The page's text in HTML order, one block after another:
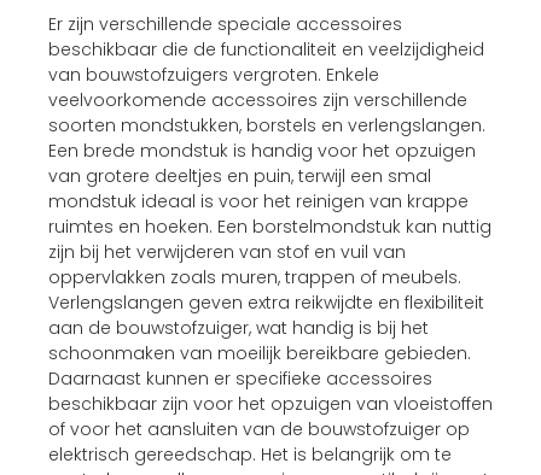
Er zijn verschillende speciale accessoires
beschikbaar die de functionaliteit en veelzijdigheid
van bouwstofzuigers vergroten. Enkele
veelvoorkomende accessoires zijn verschillende
soorten mondstukken, borstels en verlengslangen.
Een brede mondstuk is handig voor het opzuigen
van grotere deeltjes en puin, terwijl een smal
mondstuk ideaal is voor het reinigen van krappe
ruimtes en hoeken. Een borstelmondstuk kan nuttig
zijn bij het verwijderen van stof en vuil van
oppervlakken zoals muren, trappen of meubels.
Verlengslangen geven extra reikwijdte en flexibiliteit
aan de bouwstofzuiger, wat handig is bij het
schoonmaken van moeilijk bereikbare gebieden.
Daarnaast kunnen er specifieke accessoires
beschikbaar zijn voor het opzuigen van vloeistoffen
of voor het aansluiten van de bouwstofzuiger op
elektrisch gereedschap. Het is belangrijk om te